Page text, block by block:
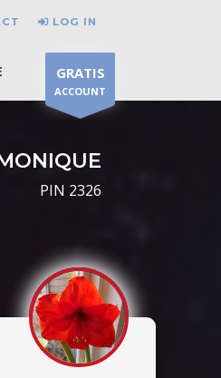
LOG IN
GRATIS
ACCOUNT
PIN 2326